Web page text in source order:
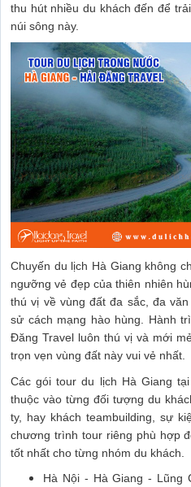
thu hút nhiều du khách đến để
núi sông này.
Chuyến du lịch Hà Giang không
ngưỡng vẻ đẹp của thiên nhiên
thú vị về vùng đất đa sắc, đa
sử cách mạng hào hùng. Hành
Đăng Travel luôn thú vị và mới
trọn vẹn vùng đất này vui vẻ nhất.
Các gói tour du lịch Hà Giang
thuộc vào từng đối tượng du
ty, hay khách teambuilding, sự
chương trình tour riêng phù hợp
tốt nhất cho từng nhóm du khách.
Hà Nội - Hà Giang - Lũng